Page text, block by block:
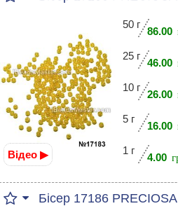
Відео ▶
50 г
86.00
25 г
46.00
10 г
26.00
5 г
16.00
1 г
4.00
Бісер 17186 PRECIOSA